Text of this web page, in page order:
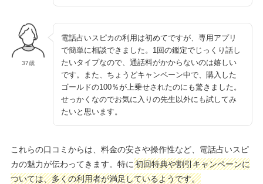
37歳
電話占いスピカの利用は初めてですが、専用アプリ
で簡単に相談できました。1回の鑑定でじっくり話し
たいタイプなので、通話料がかからないのは嬉しい
です。また、ちょうどキャンペーン中で、購入した
ゴールドの100％が上乗せされたのにも驚きました。
せっかくなのでお気に入りの先生以外にも試してみ
たいと思います。
これらの口コミからは、料金の安さや操作性など、電話占いスピ
カの魅力が伝わってきます。特に 初回特典や割引キャンペーンに
ついては、多くの利用者が満足しているようです。